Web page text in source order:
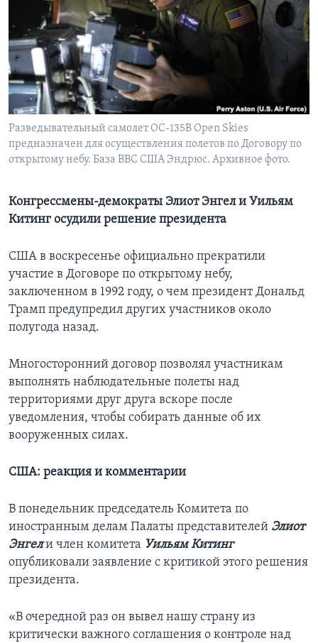
Learning English
СОЦИАЛЬНЫЕ СЕТИ
Языки
Разведывательный самолет OC-135B Open Skies
предназначен для осуществления полетов по Договору по
открытому небу. База ВВС США Эндрюс. Архивное фото.
Конгрессмены-демократы Элиот Энгел и Уильям
Китинг осудили решение президента
США в воскресенье официально прекратили
участие в Договоре по открытому небу,
заключенном в 1992 году, о чем президент Дональд
Трамп предупредил других участников около
полугода назад.
Многосторонний договор позволял участникам
выполнять наблюдательные полеты над
территориями друг друга вскоре после
уведомления, чтобы собирать данные об их
вооруженных силах.
США: реакция и комментарии
В понедельник председатель Комитета по
иностранным делам Палаты представителей Элиот
Энгели член комитета Уильям Китинг
опубликовали заявление с критикой этого решения
президента.
«В очередной раз он вывел нашу страну из
критически важного соглашения о контроле над